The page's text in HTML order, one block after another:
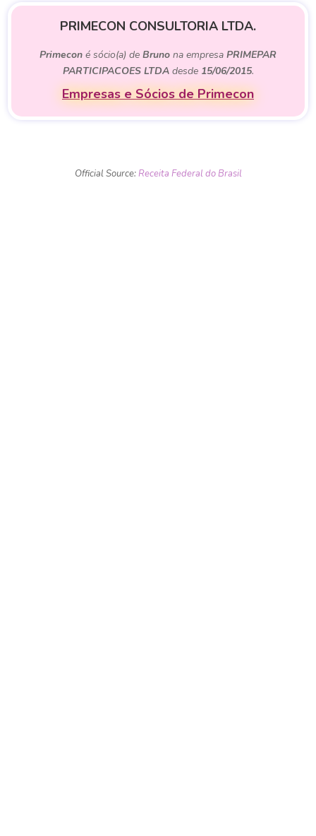
PRIMECON CONSULTORIA LTDA.
Primecon é sócio(a) de Bruno na empresa PRIMEPAR
PARTICIPACOES LTDAdesde 15/06/2015.
Empresas e Sócios de Primecon
Official Source:Receita Federal do Brasil